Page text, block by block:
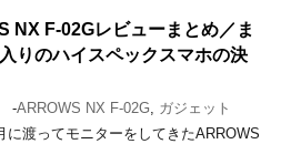
NX F-02Gレビューまとめ／ま
りのハイスペックスマホの決
-ARROWS NX F-02G, ガジェット
に渡ってモニターをしてきたARROWS